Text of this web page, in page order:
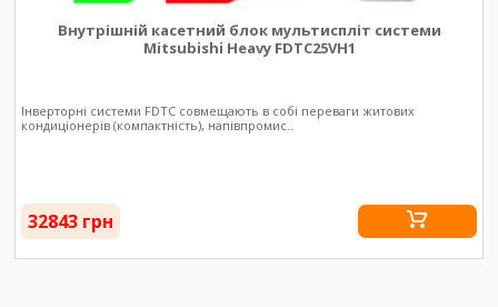
Внутрішній касетний блок мультиспліт системи
Mitsubishi Heavy FDTC25VH1
Інверторні системи FDTC совмещають в собі переваги житових
кондиціонерів (компактність), напівпромис..
32843 грн